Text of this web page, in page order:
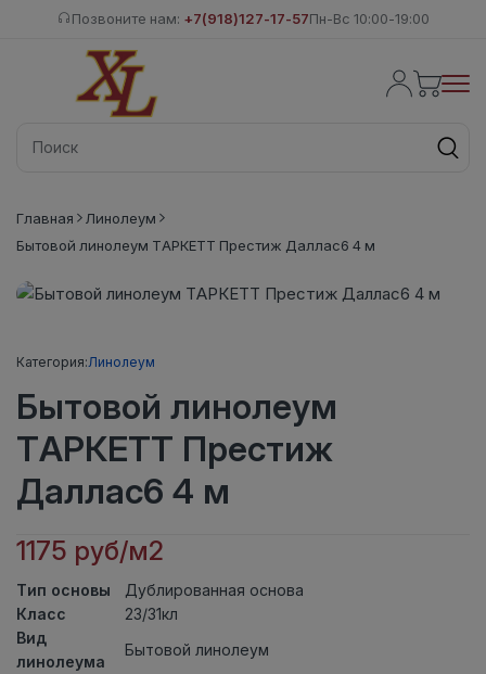
Позвоните нам: +7(918)127-17-57Пн-Вс 10:00-19:00
Главная
Линолеум
Бытовой линолеум ТАРКЕТТ Престиж Даллас6 4 м
Категория:Линолеум
Бытовой линолеум
ТАРКЕТТ Престиж
Даллас6 4 м
1175 руб/м2
Тип основы
Дублированная основа
Класс
23/31кл
Вид
линолеума
Бытовой линолеум